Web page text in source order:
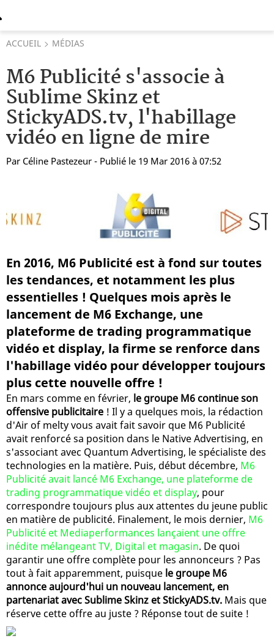
ACCUEIL MÉDIAS
M6 Publicité s'associe à
Sublime Skinz et
StickyADS.tv, l'habillage
vidéo en ligne de mire
Par Céline Pastezeur - Publié le 19 Mar 2016 à 07:52
En 2016, M6 Publicité est à fond sur toutes
les tendances, et notamment les plus
essentielles ! Quelques mois après le
lancement de M6 Exchange, une
plateforme de trading programmatique
vidéo et display, la firme se renforce dans
l'habillage vidéo pour développer toujours
plus cette nouvelle offre !
En mars comme en février, le groupe M6 continue son
offensive publicitaire ! Il y a quelques mois, la rédaction
d'Air of melty vous avait fait savoir que M6 Publicité
avait renforcé sa position dans le Native Advertising, en
s'associant avec Quantum Advertising, le spécialiste des
technologies en la matière. Puis, début décembre, M6
Publicité avait lancé M6 Exchange, une plateforme de
trading programmatique vidéo et display, pour
correspondre toujours plus aux attentes du jeune public
en matière de publicité. Finalement, le mois dernier, M6
Publicité et Mediaperformances lançaient une offre
inédite mélangeant TV, Digital et magasin. De quoi
garantir une offre complète pour les annonceurs ? Pas
tout à fait apparemment, puisque le groupe M6
annonce aujourd'hui un nouveau lancement, en
partenariat avec Sublime Skinz et StickyADS.tv. Mais que
réserve cette offre au juste ? Réponse tout de suite !